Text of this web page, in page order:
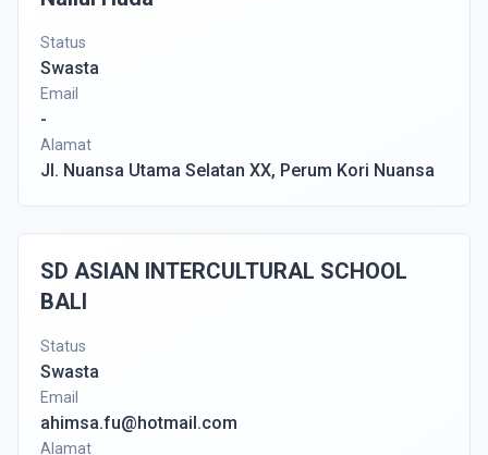
Status
Swasta
Email
-
Alamat
Jl. Nuansa Utama Selatan XX, Perum Kori Nuansa
SD ASIAN INTERCULTURAL SCHOOL
BALI
Status
Swasta
Email
ahimsa.fu@hotmail.com
Alamat